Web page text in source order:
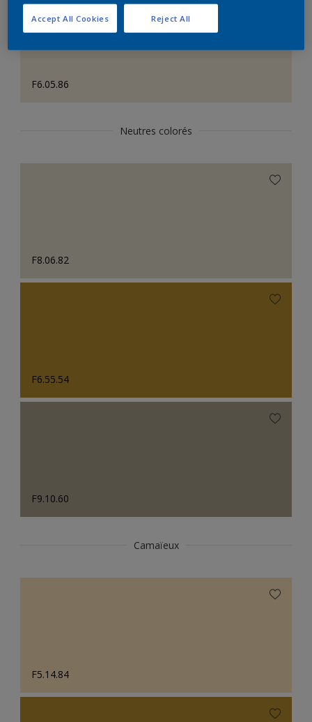
F6.05.86
Neutres colorés
F8.06.82
F6.55.54
F9.10.60
Camaïeux
F5.14.84
Reject All
Accept All Cookies